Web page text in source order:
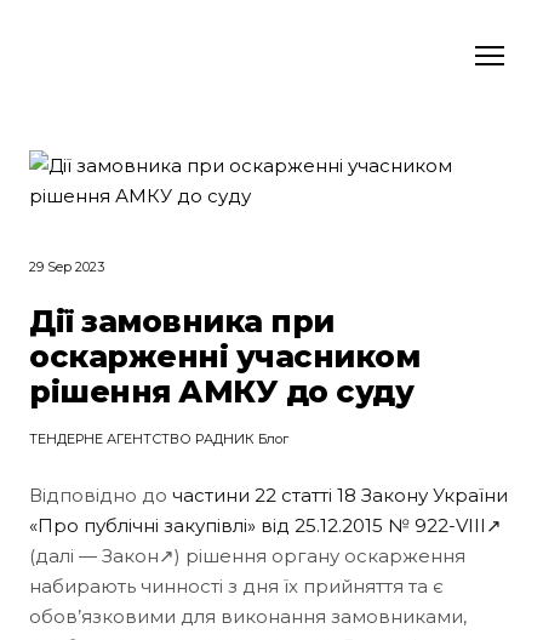
29 Sep 2023
Дії замовника при
оскарженні учасником
рішення АМКУ до суду
ТЕНДЕРНЕ АГЕНТСТВО РАДНИК Блог
Відповідно до частини 22 статті 18 Закону України
«Про публічні закупівлі» від 25.12.2015 № 922-VIII↗
(далі — Закон↗) рішення органу оскарження
набирають чинності з дня їх прийняття та є
обов’язковими для виконання замовниками,